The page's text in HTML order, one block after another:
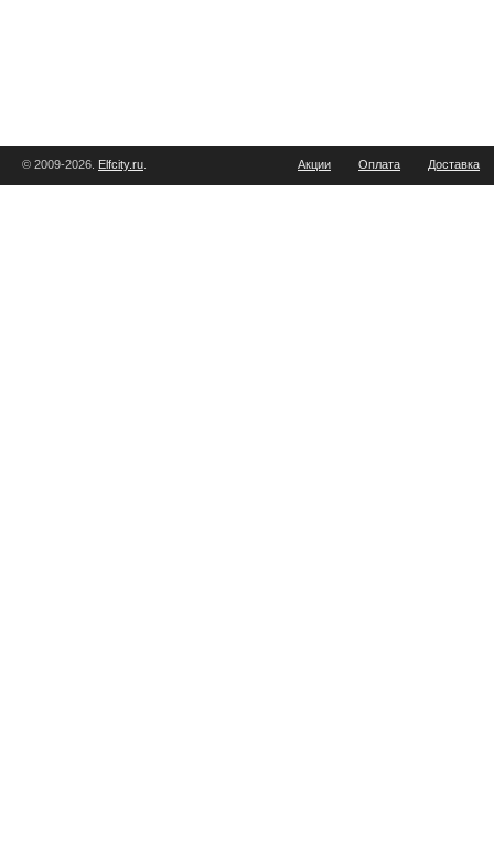
© 2009-2026. Elfcity.ru Акции Оплата Доставка